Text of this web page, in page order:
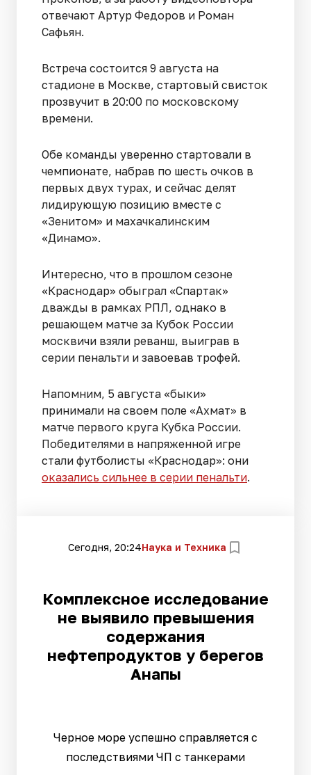
отвечают Артур Федоров и Роман
Сафьян.
Встреча состоится 9 августа на
стадионе в Москве, стартовый свисток
прозвучит в 20:00 по московскому
времени.
Обе команды уверенно стартовали в
чемпионате, набрав по шесть очков в
первых двух турах, и сейчас делят
лидирующую позицию вместе с
«Зенитом» и махачкалинским
«Динамо».
Интересно, что в прошлом сезоне
«Краснодар» обыграл «Спартак»
дважды в рамках РПЛ, однако в
решающем матче за Кубок России
москвичи взяли реванш, выиграв в
серии пенальти и завоевав трофей.
Напомним, 5 августа «быки»
принимали на своем поле «Ахмат» в
матче первого круга Кубка России.
Победителями в напряженной игре
стали футболисты «Краснодар»: они
оказались сильнее в серии пенальти.
Сегодня, 20:24Наука и Техника
Комплексное исследование
не выявило превышения
содержания
нефтепродуктов у берегов
Анапы
Черное море успешно справляется с
последствиями ЧП с танкерами